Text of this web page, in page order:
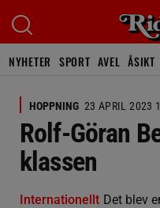
NYHETER SPORT AVEL ÅSIKT
HOPPNING 23 APRIL 2023
Rolf-Göran
klassen
Internationellt Det blev